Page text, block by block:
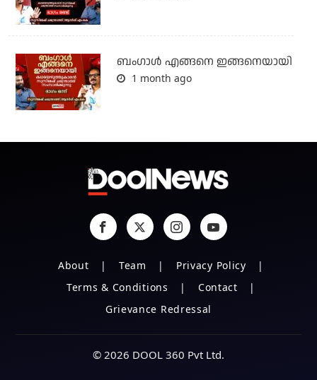
ബം​ഗാൾ എങ്ങനെ ഇങ്ങനെയായി
1 month ago
About Team
Privacy Policy
Terms & Conditions
Contact
Grievance Redressal
© 2026 DOOL 360 Pvt Ltd.